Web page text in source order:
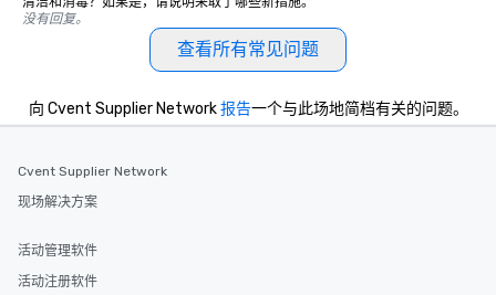
没有回复。
查看所有常见问题
向 Cvent Supplier Network报告一个与此场地简档有关的问题。
Cvent Supplier Network
现场解决方案
活动管理软件
活动注册软件